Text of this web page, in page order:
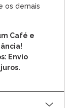
os demais
Café e
Envio